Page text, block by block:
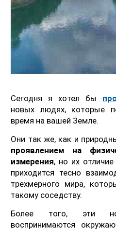
Сегодня я хотел бы
новых людях, которые
время на вашей Земле.
Они так же, как и
проявлением на
измерения, но их
приходится тесно
трехмерного мира,
такому соседству.
Более того, эти
воспринимаются